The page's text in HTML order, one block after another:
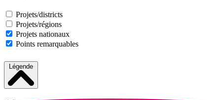
Projets/districts
Projets/régions
Projets nationaux
Points remarquables
Légende